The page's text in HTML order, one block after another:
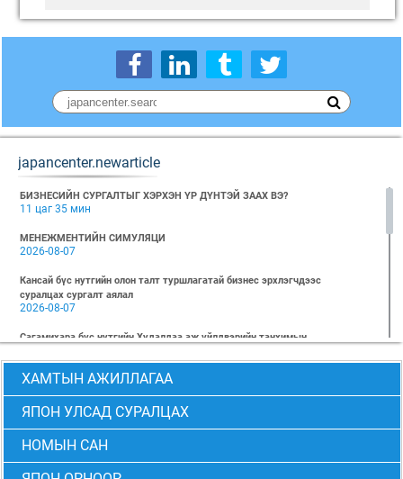
japancenter.newarticle
БИЗНЕСИЙН СУРГАЛТЫГ ХЭРХЭН ҮР ДҮНТЭЙ ЗААХ ВЭ?
11 цаг 35 мин
МЕНЕЖМЕНТИЙН СИМУЛЯЦИ
2026-08-07
Кансай бүс нутгийн олон талт туршлагатай бизнес эрхлэгчдээс
суралцах сургалт аялал
2026-08-07
Сагамихара бүс нутгийн Худалдаа аж үйлдвэрийн танхимын
зочиллоо
2026-08-04
"БИЗНЕС БА ХҮНИЙ ЭРХ" Нээлттэй семинарын бүртгэл эхэллээ
Global Value Chain Бизнесийн практик сургалт
2026-07-24
ХАМТЫН АЖИЛЛАГАА
ЯПОН УЛСАД СУРАЛЦАХ
НОМЫН САН